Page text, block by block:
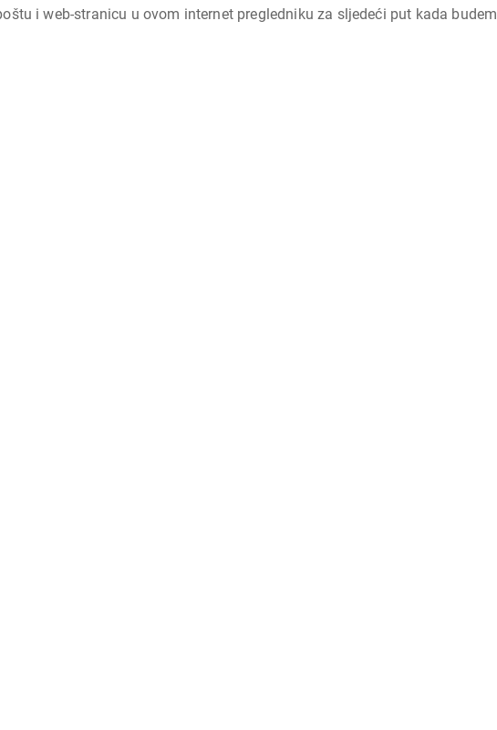
i web-stranicu u ovom internet pregledniku za sljedeći put kada budem